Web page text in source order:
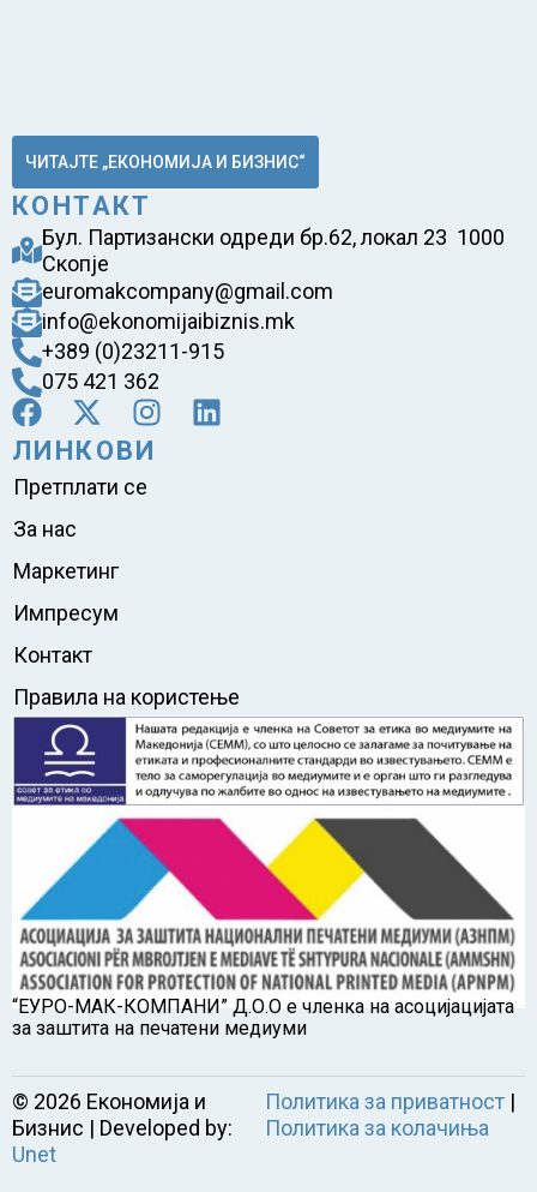
ЧИТАЈТЕ „ЕКОНОМИЈА И БИЗНИС“
КОНТАКТ
Бул. Партизански одреди бр.62, локал 23 1000
Скопје
euromakcompany@gmail.com
info@ekonomijaibiznis.mk
+389 (0)23211-915
075 421 362
ЛИНКОВИ
Претплати се
За нас
Маркетинг
Импресум
Контакт
Правила на користење
“ЕУРО-МАК-КОМПАНИ” Д.О.О е членка на асоцијацијата
за заштита на печатени медиуми
© 2026 Економија и
Бизнис | Developed by:
Unet
Политика за приватност|
Политика за колачиња